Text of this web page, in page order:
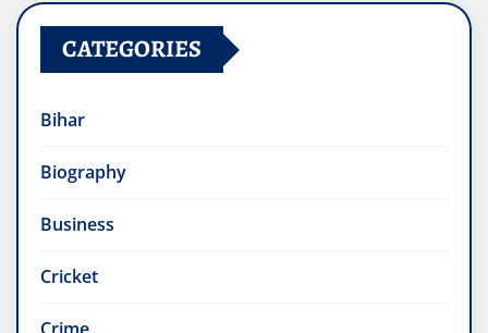
CATEGORIES
Bihar
Biography
Business
Cricket